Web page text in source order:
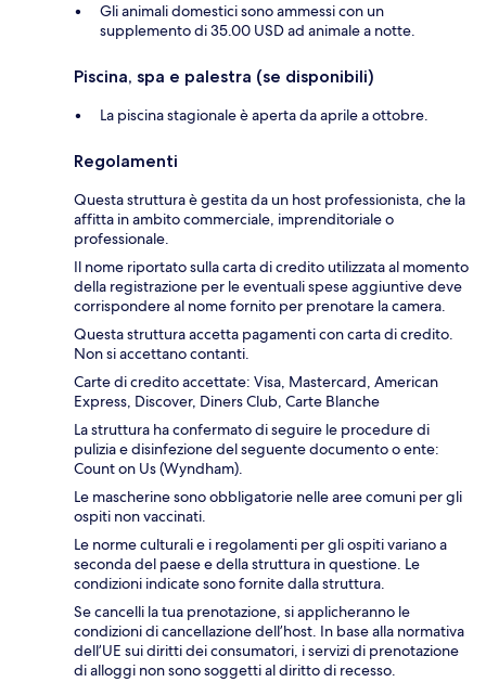
Gli animali domestici sono ammessi con un
supplemento di 35.00 USD ad animale a notte.
Piscina, spa e palestra (se disponibili)
La piscina stagionale è aperta da aprile a ottobre.
Regolamenti
Questa struttura è gestita da un host professionista, che la
affitta in ambito commerciale, imprenditoriale o
professionale.
Il nome riportato sulla carta di credito utilizzata al momento
della registrazione per le eventuali spese aggiuntive deve
corrispondere al nome fornito per prenotare la camera.
Questa struttura accetta pagamenti con carta di credito.
Non si accettano contanti.
Carte di credito accettate: Visa, Mastercard, American
Express, Discover, Diners Club, Carte Blanche
La struttura ha confermato di seguire le procedure di
pulizia e disinfezione del seguente documento o ente:
Count on Us (Wyndham).
Le mascherine sono obbligatorie nelle aree comuni per gli
ospiti non vaccinati.
Le norme culturali e i regolamenti per gli ospiti variano a
seconda del paese e della struttura in questione. Le
condizioni indicate sono fornite dalla struttura.
Se cancelli la tua prenotazione, si applicheranno le
condizioni di cancellazione dell’host. In base alla normativa
dell’UE sui diritti dei consumatori, i servizi di prenotazione
di alloggi non sono soggetti al diritto di recesso.